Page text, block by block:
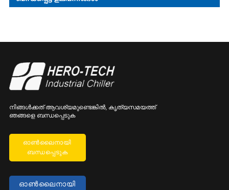
നിങ്ങൾക്കത് ആവശ്യമുണ്ടെങ്കിൽ, കൃത്യസമയത്ത്
ഞങ്ങളെ ബന്ധപ്പെടുക
ഓൺലൈനായി
ബന്ധപ്പെടുക
ഓൺലൈനായി